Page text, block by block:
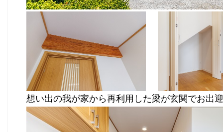
想い出の我が家から再利用した梁が玄関でお出